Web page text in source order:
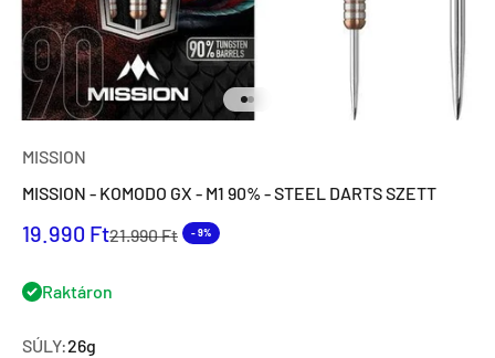
Ugrás a 1 elemre
Ugrás a 2 elemre
MISSION
MISSION - KOMODO GX - M1 90% - STEEL DARTS SZETT
Eladási ár
19.990 FtNormál ár
21.990 Ft - 9%
Raktáron
SÚLY:26g